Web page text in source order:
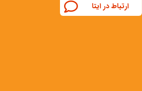
ارتباط در ایتا